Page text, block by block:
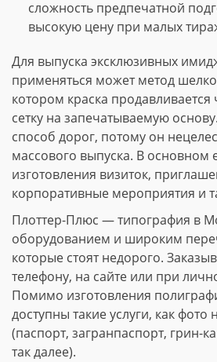
сложность предпечатной
высокую цену при малых
Для выпуска эксклюзивных
применяться может метод
котором краска
сетку на запечатываемую
способ дорог, потому он
массового выпуска. В основном
изготовления визиток,
корпоративные мероприятия и
Плоттер-Плюс — типография в
оборудованием и широким
которые стоят недорого.
телефону, на сайте или при
Помимо изготовления
доступны такие услуги, как фото
(паспорт, загранпаспорт, грин-
так далее).